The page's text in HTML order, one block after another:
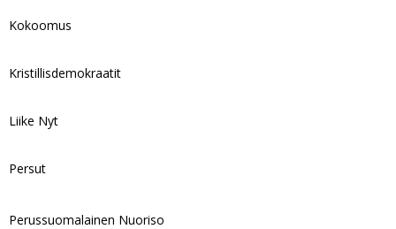
Kokoomus
Kristillisdemokraatit
Liike Nyt
Persut
Perussuomalainen Nuoriso